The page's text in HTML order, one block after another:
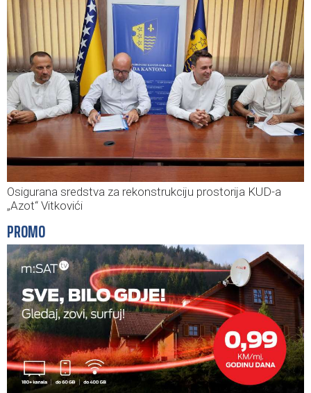
Osigurana sredstva za rekonstrukciju prostorija KUD-a
„Azot“ Vitkovići
PROMO